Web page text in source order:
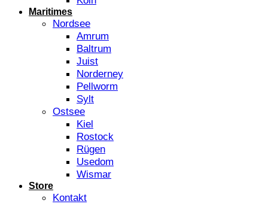
Maritimes
Nordsee
Amrum
Baltrum
Juist
Norderney
Pellworm
Sylt
Ostsee
Kiel
Rostock
Rügen
Usedom
Wismar
Store
Kontakt